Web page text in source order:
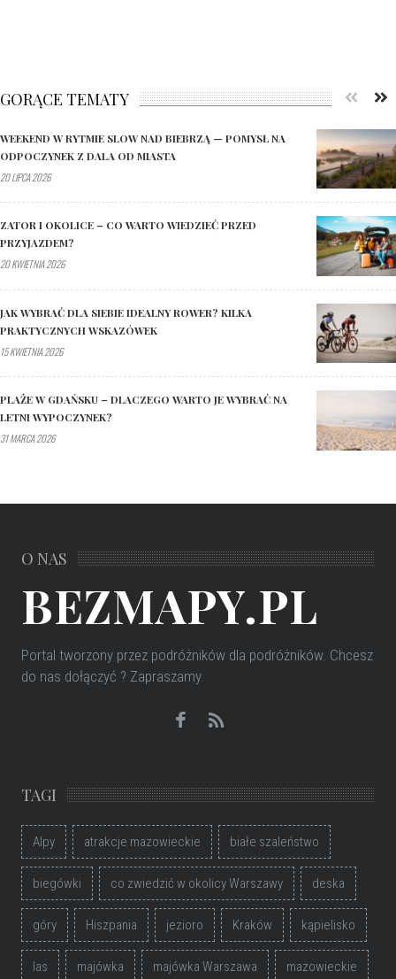
GORĄCE TEMATY
WEEKEND W RYTMIE SLOW NAD BIEBRZĄ — POMYSŁ NA
ODPOCZYNEK Z DALA OD MIASTA
20 LIPCA 2026
ZATOR I OKOLICE – CO WARTO WIEDZIEĆ PRZED
PRZYJAZDEM?
20 KWIETNIA 2026
JAK WYBRAĆ DLA SIEBIE IDEALNY ROWER? KILKA
PRAKTYCZNYCH WSKAZÓWEK
15 KWIETNIA 2026
PLAŻE W GDAŃSKU – DLACZEGO WARTO JE WYBRAĆ NA
LETNI WYPOCZYNEK?
31 MARCA 2026
O NAS
BEZMAPY.PL
Portal tworzony przez podróżników dla podróżników. Chcesz
do nas dołączyć ? Zapraszamy.
TAGI
Alpy atrakcje mazowieckie białe szaleństwo
biegówki co zwiedzić w okolicy Warszawy deska
góry Hiszpania jezioro Kraków kąpielisko
las majówka majówka Warszawa mazowieckie